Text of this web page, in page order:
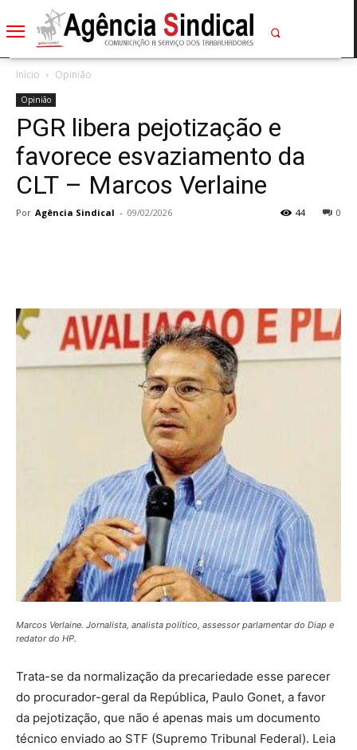
Início Opinião
Opinião
PGR libera pejotização e
favorece esvaziamento da
CLT – Marcos Verlaine
Por Agência Sindical - 09/02/2026 0
44
Marcos Verlaine. Jornalista, analista político, assessor parlamentar do Diap e
redator do HP.
Trata-se da normalização da precariedade esse parecer
do procurador-geral da República, Paulo Gonet, a favor
da pejotização, que não é apenas mais um documento
técnico enviado ao STF (Supremo Tribunal Federal). Leia